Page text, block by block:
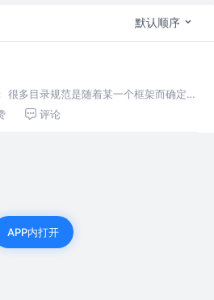
默认顺序
很多目录规范是随着某一个框架而确定
目录规范，比如python中的django目
评论
APP内打开